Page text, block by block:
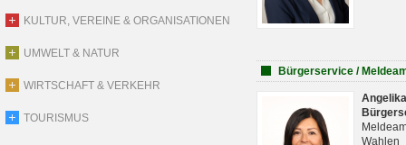
KULTUR, VEREINE & ORGANISATIONEN
UMWELT & NATUR
WIRTSCHAFT & VERKEHR
TOURISMUS
Bürgerservice /
Wahlen